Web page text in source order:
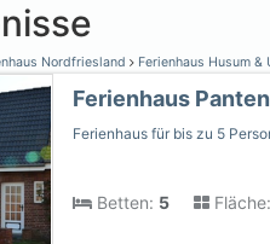
Nordfriesland Ferienhaus Husum &
Ferienhaus Panten
Ferienhaus für bis zu 5
Betten: 5 Fläche: